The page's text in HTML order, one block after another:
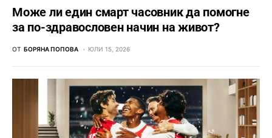
Може ли един смарт часовник да помогне
за по-здравословен начин на живот?
ОТ БОРЯНА ПОПОВА ЮЛИ 15, 2026